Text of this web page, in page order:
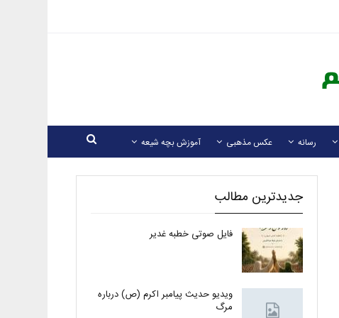
رسانه عکس مذهبی آموزش بچه شیعه
جدیدترین مطالب
فایل صوتی خطبه غدیر
ویدیو حدیث پیامبر اکرم (ص) درباره
مرگ